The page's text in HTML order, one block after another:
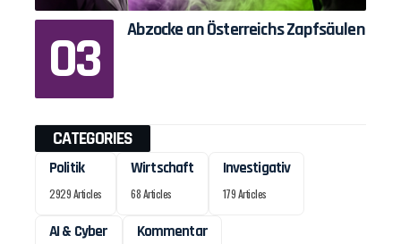
Abzocke an Österreichs Zapfsäulen
CATEGORIES
Politik
2929 Articles
Wirtschaft
68 Articles
Investigativ
179 Articles
AI & Cyber Kommentar